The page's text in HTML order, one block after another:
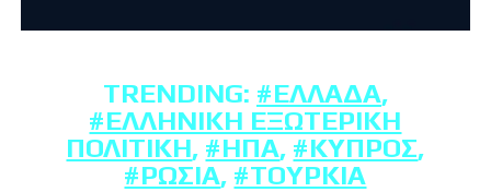
TRENDING: #ΕΛΛΆΔΑ,
#ΕΛΛΗΝΙΚΉ ΕΞΩΤΕΡΙΚΉ
ΠΟΛΙΤΙΚΉ, #ΗΠΑ, #ΚΎΠΡΟΣ,
#ΡΩΣΊΑ, #ΤΟΥΡΚΊΑ